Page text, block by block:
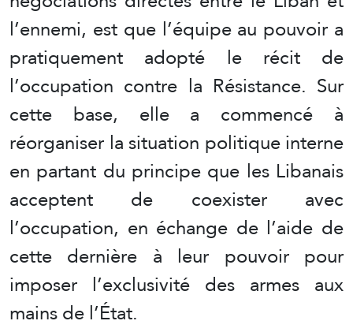
l’ennemi, est que l’équipe au pouvoir a
pratiquement adopté le récit de
l’occupation contre la Résistance. Sur
cette base, elle a commencé à
réorganiser la situation politique interne
en partant du principe que les Libanais
acceptent de coexister avec
l’occupation, en échange de l’aide de
cette dernière à leur pouvoir pour
imposer l’exclusivité des armes aux
mains de l’État.